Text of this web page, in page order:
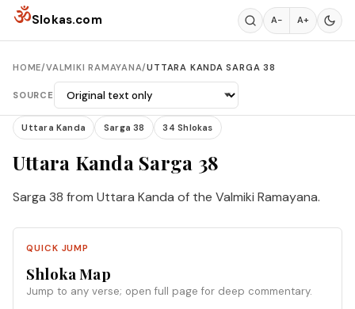
Skip to content
ॐSlokas.com A− A+
HOME/VALMIKI RAMAYANA/UTTARA KANDA SARGA 38
SOURCE
Uttara Kanda Sarga 38 34 Shlokas
Uttara Kanda Sarga 38
Sarga 38 from Uttara Kanda of the Valmiki Ramayana.
QUICK JUMP
Shloka Map
Jump to any verse; open full page for deep commentary.